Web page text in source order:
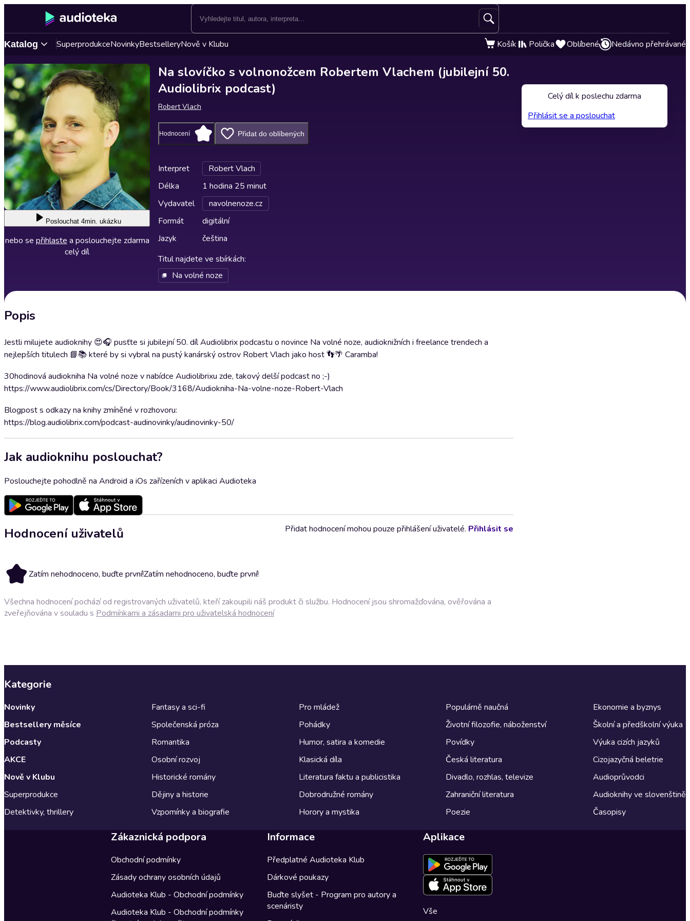
Katalog SuperprodukceNovinkyBestselleryNově v Klubu Košík Polička Oblíbené Nedávno přehrávané
Poslouchat 4min. ukázku
nebo se přihlaste a poslouchejte zdarma
celý díl
Na slovíčko s volnonožcem Robertem Vlachem (jubilejní 50.
Audiolibrix podcast)
Robert Vlach
Hodnocení Přidat do oblíbených
Interpret
Robert Vlach
Délka
1 hodina 25 minut
Vydavatel
navolnenoze.cz
Formát
digitální
Jazyk
čeština
Titul najdete ve sbírkách:
Na volné noze
Popis
Jestli milujete audioknihy 😍🎧 pusťte si jubilejní 50. díl Audiolibrix podcastu o novince Na volné noze, audioknižních i freelance trendech a
nejlepších titulech 📘📚 které by si vybral na pustý kanárský ostrov Robert Vlach jako host 👣🌴 Caramba!
30hodinová audiokniha Na volné noze v nabídce Audiolibrixu zde, takový delší podcast no ;-)
https://www.audiolibrix.com/cs/Directory/Book/3168/Audiokniha-Na-volne-noze-Robert-Vlach
Blogpost s odkazy na knihy zmíněné v rozhovoru:
https://blog.audiolibrix.com/podcast-audinovinky/audinovinky-50/
Jak audioknihu poslouchat?
Poslouchejte pohodlně na Android a iOs zařízeních v aplikaci Audioteka
Hodnocení uživatelů
Zatím nehodnoceno, buďte první!Zatím nehodnoceno, buďte první!
Přidat hodnocení mohou pouze přihlášení uživatelé. Přihlásit se
Všechna hodnocení pochází od registrovaných uživatelů, kteří zakoupili náš produkt či službu. Hodnocení jsou shromažďována, ověřována a
zveřejňována v souladu s Podmínkami a zásadami pro uživatelská hodnocení
Celý díl k poslechu zdarma
Přihlásit se a poslouchat
Kategorie
Novinky
Bestsellery měsíce
Podcasty
AKCE
Nově v Klubu
Superprodukce
Detektivky, thrillery
Fantasy a sci-fi
Společenská próza
Romantika
Osobní rozvoj
Historické romány
Dějiny a historie
Vzpomínky a biografie
Pro mládež
Pohádky
Humor, satira a komedie
Klasická díla
Literatura faktu a publicistika
Dobrodružné romány
Horory a mystika
Populárně naučná
Životní filozofie, náboženství
Povídky
Česká literatura
Divadlo, rozhlas, televize
Zahraniční literatura
Poezie
Ekonomie a byznys
Školní a předškolní výuka
Výuka cizích jazyků
Cizojazyčná beletrie
Audioprůvodci
Audioknihy ve slovenštině
Časopisy
Zákaznická podpora
Obchodní podmínky
Zásady ochrany osobních údajů
Audioteka Klub - Obchodní podmínky
Audioteka Klub - Obchodní podmínky
Informace
Předplatné Audioteka Klub
Dárkové poukazy
Buďte slyšet - Program pro autory a
scenáristy
Aplikace
Vše